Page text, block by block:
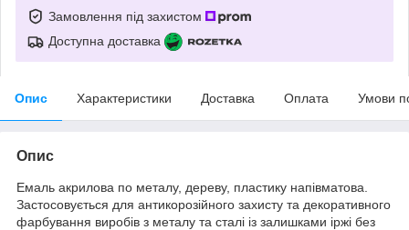
Замовлення під захистом
Доступна доставка
Опис Характеристики Доставка Оплата Умови
Опис
Емаль акрилова по металу, дереву, пластику напівматова.
Застосовується для антикорозійного захисту та декоративного
фарбування виробів з металу та сталі із залишками іржі без